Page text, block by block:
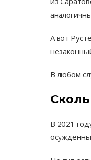
А вот
В любом
В 2021